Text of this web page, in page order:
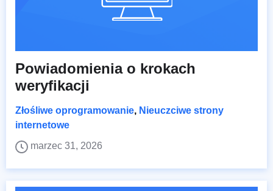
Powiadomienia o krokach
weryfikacji
Złośliwe oprogramowanie, Nieuczciwe strony
internetowe
marzec 31, 2026